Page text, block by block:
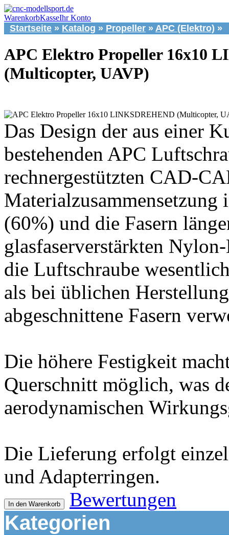
WarenkorbKasseIhr Konto
Startseite » Katalog » Propeller » APC (Elektro) »
APC Elektro Propeller 16x10
(Multicopter, UAVP)
Das Design der aus einer
bestehenden APC
rechnergestützten CAD-
Materialzusammensetzung
(60%) und die Fasern
glasfaserverstärkten
die Luftschraube
als bei üblichen
abgeschnittene Fasern
Die höhere Festigkeit
Querschnitt möglich, was
aerodynamischen
Die Lieferung erfolgt
und Adapterringen.
In den Warenkorb Bewertungen
Kategorien